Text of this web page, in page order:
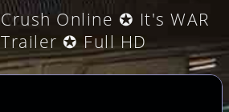
.
Crush Online ✪ It's WAR
Trailer ✪ Full HD